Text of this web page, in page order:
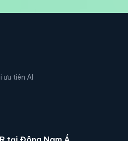
ưu tiên AI
tại Đông Nam Á